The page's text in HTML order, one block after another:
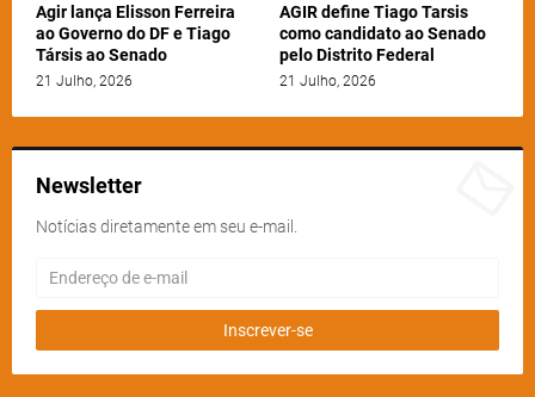
Agir lança Elisson Ferreira
ao Governo do DF e Tiago
Társis ao Senado
21 Julho, 2026
AGIR define Tiago Tarsis
como candidato ao Senado
pelo Distrito Federal
21 Julho, 2026
Newsletter
Notícias diretamente em seu e-mail.